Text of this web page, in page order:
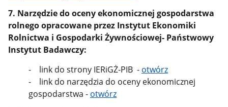
7. Narzędzie do oceny ekonomicznej gospodarstwa
rolnego opracowane przez Instytut Ekonomiki
Rolnictwa i Gospodarki Żywnościowej- Państwowy
Instytut Badawczy:
- link do strony IERiGŻ-PIB - otwórz
- link do narzędzia do oceny ekonomicznej
gospodarstwa - otwórz